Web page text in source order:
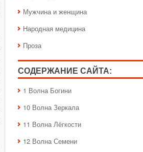
Мужчина и женщина
Народная медицина
Проза
СОДЕРЖАНИЕ САЙТА:
1 Волна Богини
10 Волна Зеркала
11 Волна Лёгкости
12 Волна Семени